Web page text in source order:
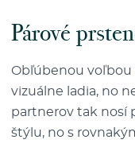
Párové
Obľúbenou voľbou
vizuálne ladia, no
partnerov tak nosí
štýlu, no s